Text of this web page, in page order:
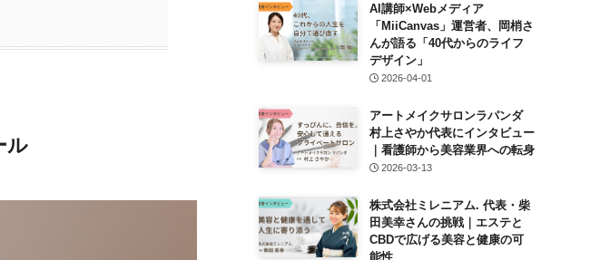
ル
AI講師×Webメディア
「MiiCanvas」運営者、岡梢さ
んが語る「40代からのライフ
デザイン」
2026-04-01
アートメイクサロンラパンダ
村上さやか代表にインタビュー
｜看護師から美容業界への転身
2026-03-13
株式会社ミレニアム. 代表・柴
田美幸さんの挑戦｜エステと
CBDで広げる美容と健康の可
能性